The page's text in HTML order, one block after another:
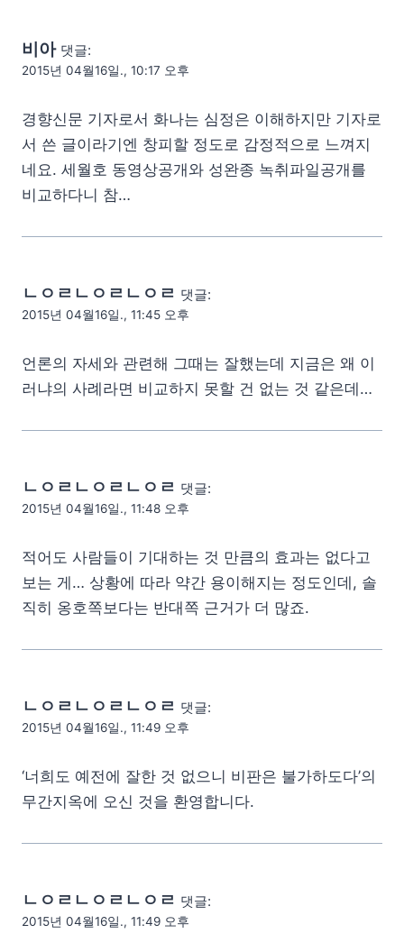
비아 댓글:
2015년 04월16일., 10:17 오후
경향신문 기자로서 화나는 심정은 이해하지만 기자로
서 쓴 글이라기엔 창피할 정도로 감정적으로 느껴지
네요. 세월호 동영상공개와 성완종 녹취파일공개를
비교하다니 참…
ㄴㅇㄹㄴㅇㄹㄴㅇㄹ 댓글:
2015년 04월16일., 11:45 오후
언론의 자세와 관련해 그때는 잘했는데 지금은 왜 이
러냐의 사례라면 비교하지 못할 건 없는 것 같은데…
ㄴㅇㄹㄴㅇㄹㄴㅇㄹ 댓글:
2015년 04월16일., 11:48 오후
적어도 사람들이 기대하는 것 만큼의 효과는 없다고
보는 게… 상황에 따라 약간 용이해지는 정도인데, 솔
직히 옹호쪽보다는 반대쪽 근거가 더 많죠.
ㄴㅇㄹㄴㅇㄹㄴㅇㄹ 댓글:
2015년 04월16일., 11:49 오후
‘너희도 예전에 잘한 것 없으니 비판은 불가하도다’의
무간지옥에 오신 것을 환영합니다.
ㄴㅇㄹㄴㅇㄹㄴㅇㄹ 댓글:
2015년 04월16일., 11:49 오후